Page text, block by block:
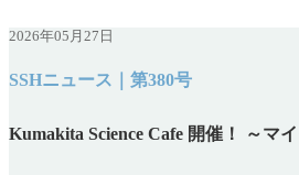
2026年05月27日
SSHニュース｜第380号
Kumakita Science Cafe 開催！ ～マ